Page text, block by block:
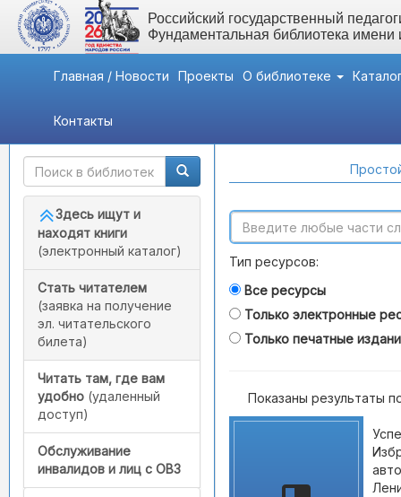
Российский государственный
Фундаментальная библиотека
Главная / Новости Проекты О библиотеке
Контакты
Быстрый доступ
Здесь ищут и
находят книги
(электронный каталог)
Стать читателем
(заявка на получение
эл. читательского
билета)
Читать там, где вам
удобно (удаленный
доступ)
Обслуживание
инвалидов и лиц с ОВЗ
Тип ресурсов:
Все ресурсы
Только электронные
Только печатные
Показаны результаты